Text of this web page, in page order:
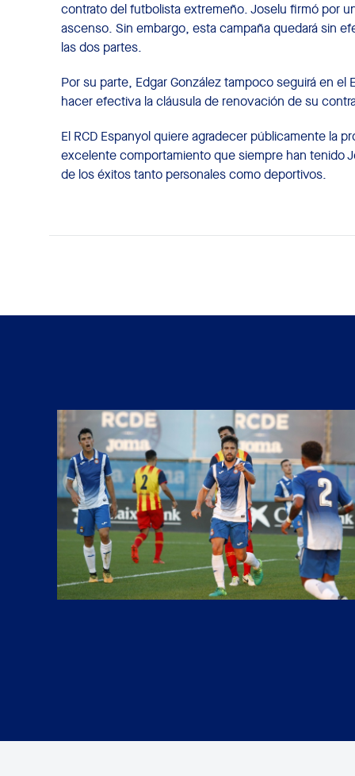
contrato del futbolista extremeño. Joselu firmó por
ascenso. Sin embargo, esta campaña quedará sin
las dos partes.
Por su parte, Edgar González tampoco seguirá en
hacer efectiva la cláusula de renovación de su
El RCD Espanyol quiere agradecer públicamente la
excelente comportamiento que siempre han tenido
de los éxitos tanto personales como deportivos.